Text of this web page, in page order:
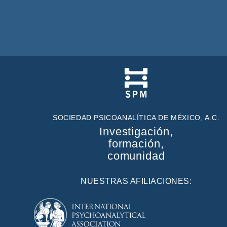
SOCIEDAD PSICOANALÍTICA DE MÉXICO, A.C.
Investigación,
formación,
comunidad
NUESTRAS AFILIACIONES: